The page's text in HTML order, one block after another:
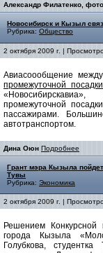
Александр Филатенко,
Новосибирск и Кызыл
Рубрика: Общество
2 октября 2009 г. |
Авиасоообщение
промежуточной
промежуточной
пассажирами.
автотранспортом.
Дина Оюн Подробнее
Грант мэра Кызыла
Тувы
Рубрика: Экономика
2 октября 2009 г. |
Решением Конкурсной
города Кызыла
Голубкова, студентка